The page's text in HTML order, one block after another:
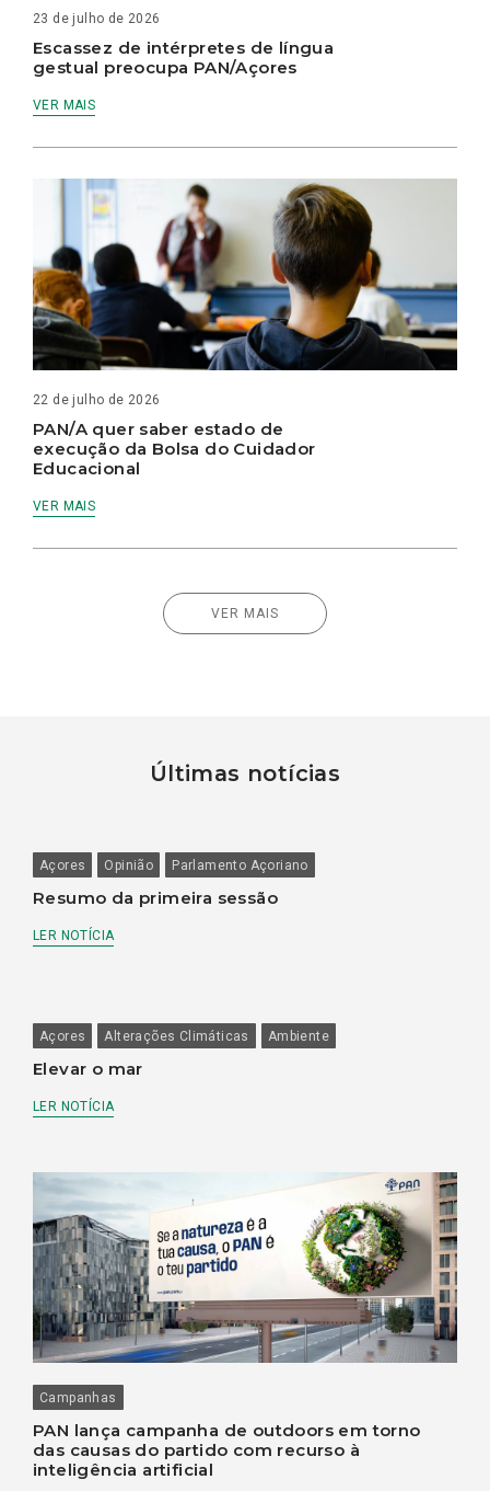
23 de julho de 2026
Escassez de intérpretes de língua
gestual preocupa PAN/Açores
VER MAIS
22 de julho de 2026
PAN/A quer saber estado de
execução da Bolsa do Cuidador
Educacional
VER MAIS
VER MAIS
Últimas notícias
Açores Opinião Parlamento Açoriano
Resumo da primeira sessão
LER NOTÍCIA
Açores Alterações Climáticas Ambiente
Elevar o mar
LER NOTÍCIA
Campanhas
PAN lança campanha de outdoors em torno
das causas do partido com recurso à
inteligência artificial